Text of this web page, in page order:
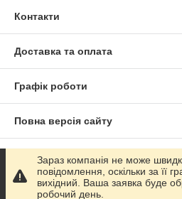
Контакти
Доставка та оплата
Графік роботи
Повна версія сайту
Сайт створено на маркетплейсі
Політика конфіденційності
Зараз компанія не може
повідомлення, оскільки за її
вихідний. Ваша заявка буде
робочий день.